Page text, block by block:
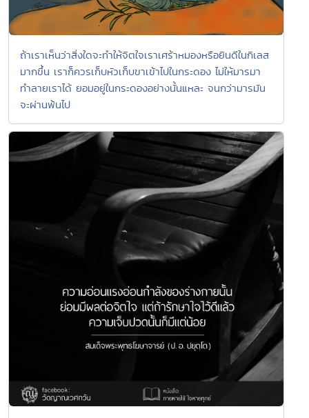
ถ้าเราเห็นว่าสิ่งใดจะทำให้จิตใจเราเศร้าหมองหรือยินดีในกิเลส
มากขึ้น เราก็ควรเก็บหัวเก็บขาเข้าไปในกระดอง ไม่ให้มารมา
ทำลายเราได้ ยอมอยู่ในกระดองอย่างนั้นแหละ จนกว่ามารมัน
จะผ่านพ้นไป